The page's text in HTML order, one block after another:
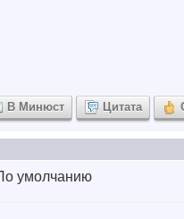
В Минюст Цитата